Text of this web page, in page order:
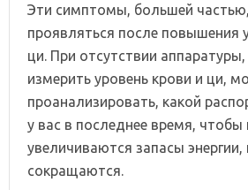
Эти симптомы, большей
проявляться после повышения
ци. При отсутствии
измерить уровень крови и ци,
проанализировать, какой
у вас в последнее время,
увеличиваются запасы энергии,
сокращаются.